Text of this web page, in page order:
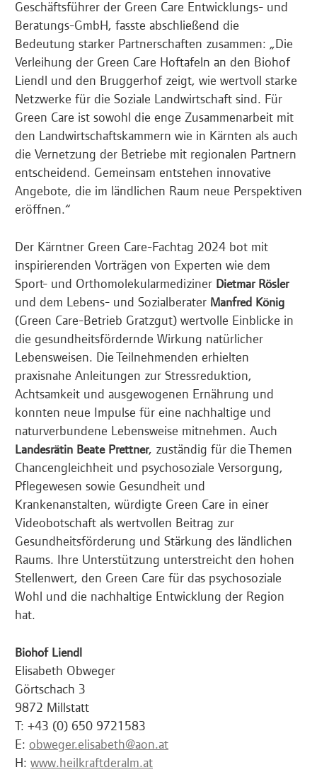
Geschäftsführer der Green Care Entwicklungs- und
Beratungs-GmbH, fasste abschließend die
Bedeutung starker Partnerschaften zusammen: „Die
Verleihung der Green Care Hoftafeln an den Biohof
Liendl und den Bruggerhof zeigt, wie wertvoll starke
Netzwerke für die Soziale Landwirtschaft sind. Für
Green Care ist sowohl die enge Zusammenarbeit mit
den Landwirtschaftskammern wie in Kärnten als auch
die Vernetzung der Betriebe mit regionalen Partnern
entscheidend. Gemeinsam entstehen innovative
Angebote, die im ländlichen Raum neue Perspektiven
eröffnen.“
Der Kärntner Green Care-Fachtag 2024 bot mit
inspirierenden Vorträgen von Experten wie dem
Sport- und Orthomolekularmediziner Dietmar Rösler
und dem Lebens- und Sozialberater Manfred König
(Green Care-Betrieb Gratzgut) wertvolle Einblicke in
die gesundheitsfördernde Wirkung natürlicher
Lebensweisen. Die Teilnehmenden erhielten
praxisnahe Anleitungen zur Stressreduktion,
Achtsamkeit und ausgewogenen Ernährung und
konnten neue Impulse für eine nachhaltige und
naturverbundene Lebensweise mitnehmen. Auch
Landesrätin Beate Prettner, zuständig für die Themen
Chancengleichheit und psychosoziale Versorgung,
Pflegewesen sowie Gesundheit und
Krankenanstalten, würdigte Green Care in einer
Videobotschaft als wertvollen Beitrag zur
Gesundheitsförderung und Stärkung des ländlichen
Raums. Ihre Unterstützung unterstreicht den hohen
Stellenwert, den Green Care für das psychosoziale
Wohl und die nachhaltige Entwicklung der Region
hat.
Biohof Liendl
Elisabeth Obweger
Görtschach 3
9872 Millstatt
T: +43 (0) 650 9721583
E: obweger.elisabeth@aon.at
H: www.heilkraftderalm.at